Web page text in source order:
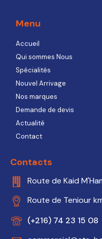
Menu
Accueil
Qui sommes Nous
Spécialités
Nouvel Arrivage
Nos marques
Demande de devis
Actualité
Contact
Contacts
Route de Kaid
Route de Teniour
(+216) 74 23 15 08